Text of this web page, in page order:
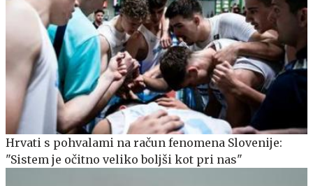
Hrvati s pohvalami na račun fenomena Slovenije:
"Sistem je očitno veliko boljši kot pri nas"